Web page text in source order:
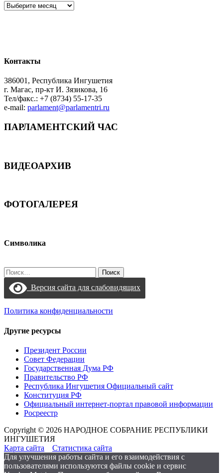
Архив
Контакты
386001, Республика Ингушетия
г. Магас, пр-кт И. Зязикова, 16
Тел/факс.: +7 (8734) 55-17-35
e-mail: parlament@parlamentri.ru
ПАРЛАМЕНТСКИЙ ЧАС
ВИДЕОАРХИВ
ФОТОГАЛЕРЕЯ
Символика
Найти:
Версия сайта для слабовидящих
Политика конфиденциальности
Другие ресурсы
Президент России
Совет Федерации
Государственная Дума РФ
Правительство РФ
Республика Ингушетия Официальный сайт
Конституция РФ
Официальный интернет-портал правовой информации
Росреестр
Copyright © 2026 НАРОДНОЕ СОБРАНИЕ РЕСПУБЛИКИ
ИНГУШЕТИЯ
Карта сайта
Статистика сайта
Для улучшения работы сайта и его взаимодействия с
пользователями используются файлы cookie и сервис